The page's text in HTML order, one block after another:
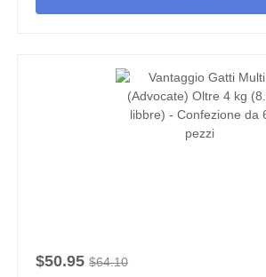
$50.95 $64.10